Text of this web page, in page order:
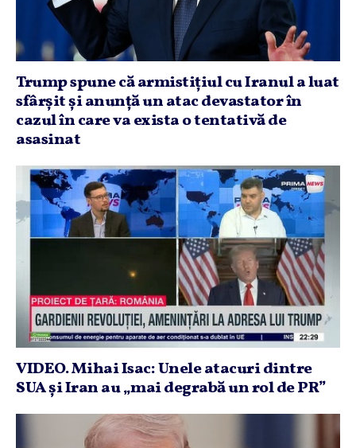
Trump spune că armistiţiul cu Iranul a luat
sfârşit şi anunţă un atac devastator în
cazul în care va exista o tentativă de
asasinat
VIDEO. Mihai Isac: Unele atacuri dintre
SUA şi Iran au „mai degrabă un rol de PR”